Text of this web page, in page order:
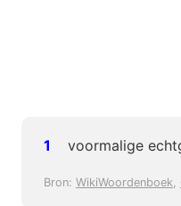
voormalige
Bron: WikiWoordenboek,